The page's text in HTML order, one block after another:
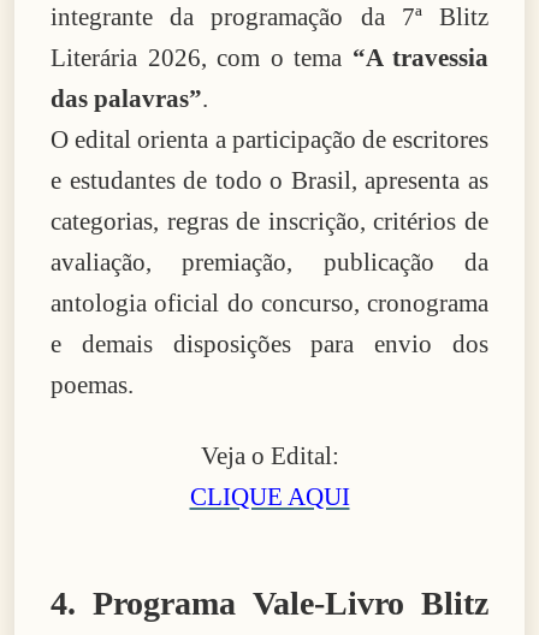
integrante da programação da 7ª Blitz
Literária 2026, com o tema “A travessia
das palavras”.
O edital orienta a participação de escritores
e estudantes de todo o Brasil, apresenta as
categorias, regras de inscrição, critérios de
avaliação, premiação, publicação da
antologia oficial do concurso, cronograma
e demais disposições para envio dos
poemas.
Veja o Edital:
CLIQUE AQUI
4. Programa Vale-Livro Blitz